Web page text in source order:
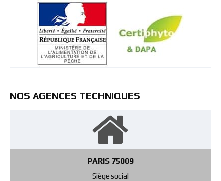
NOS AGENCES TECHNIQUES
PARIS 75009
Siège social